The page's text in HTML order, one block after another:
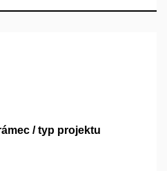
/ typ projektu